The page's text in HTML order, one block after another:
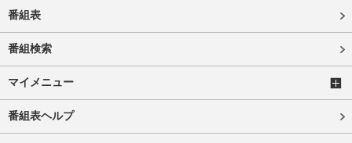
番組表
番組検索
マイメニュー
番組表ヘルプ